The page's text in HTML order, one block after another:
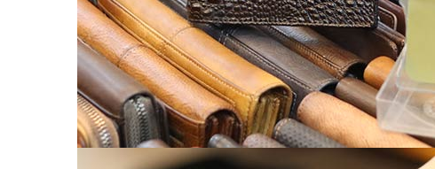
ĐỒ DA CÁ SẤU
Ví da cá sấu
Ví Cầm Tay Clutch Da Cá Sấu
Túi Xách – Túi Đeo Chéo